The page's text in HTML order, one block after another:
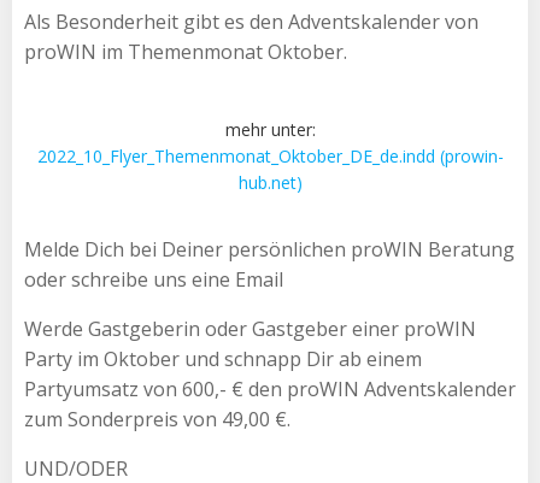
Als Besonderheit gibt es den Adventskalender von
proWIN im Themenmonat Oktober.
mehr unter:
2022_10_Flyer_Themenmonat_Oktober_DE_de.indd (prowin-
hub.net)
Melde Dich bei Deiner persönlichen proWIN Beratung
oder schreibe uns eine Email
Werde Gastgeberin oder Gastgeber einer proWIN
Party im Oktober und schnapp Dir ab einem
Partyumsatz von 600,- € den proWIN Adventskalender
zum Sonderpreis von 49,00 €.
UND/ODER